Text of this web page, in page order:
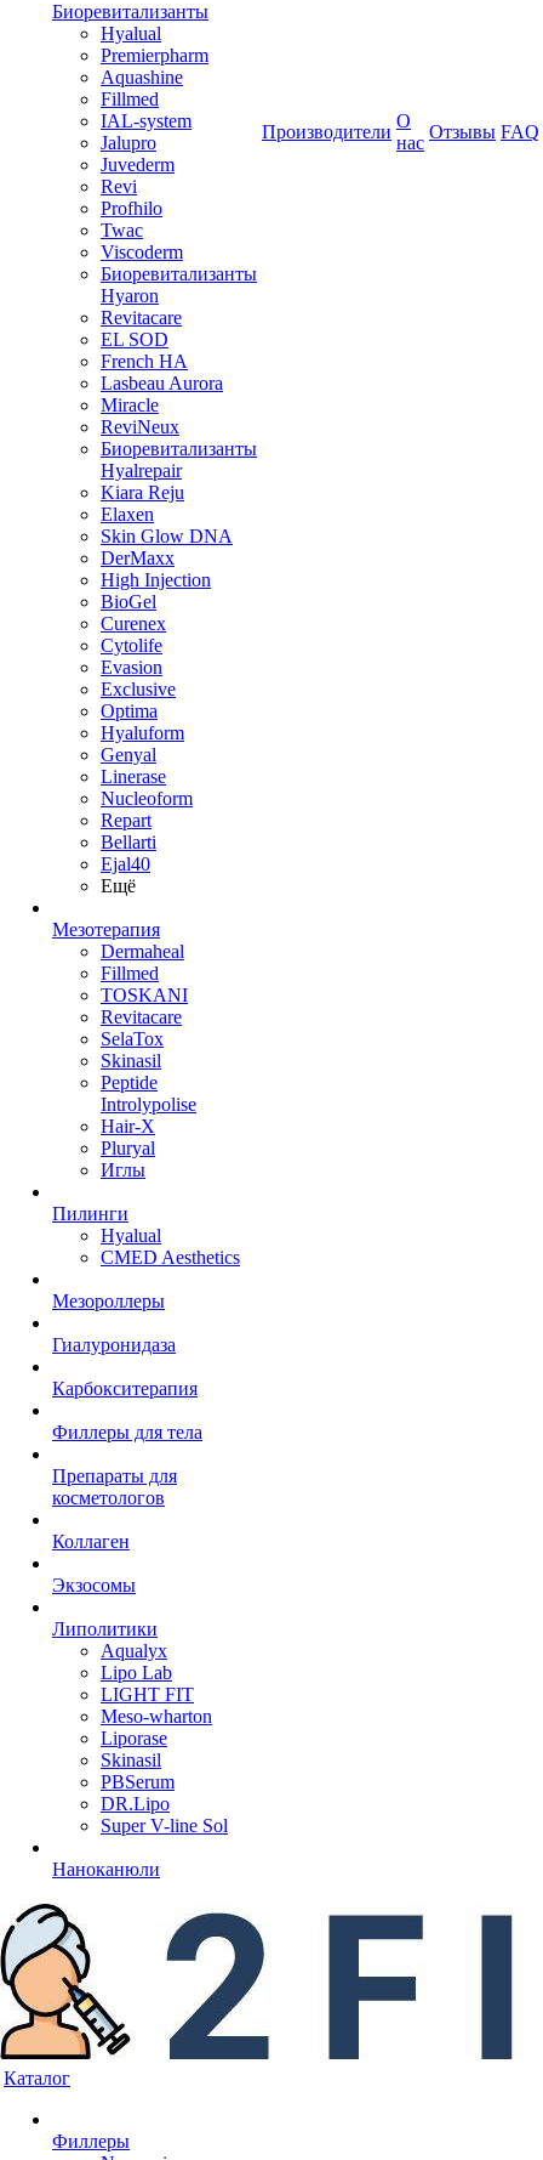
Биоревитализанты
Hyalual
Premierpharm
Aquashine
Fillmed
IAL-system
Jalupro
Juvederm
Revi
Profhilo
Twac
Viscoderm
Биоревитализанты
Hyaron
Revitacare
EL SOD
French HA
Lasbeau Aurora
Miracle
ReviNeux
Биоревитализанты
Hyalrepair
Kiara Reju
Elaxen
Skin Glow DNA
DerMaxx
High Injection
BioGel
Curenex
Cytolife
Evasion
Exclusive
Optima
Hyaluform
Genyal
Linerase
Nucleoform
Repart
Bellarti
Ejal40
Ещё
Мезотерапия
Dermaheal
Fillmed
TOSKANI
Revitacare
SelaTox
Skinasil
Peptide
Introlypolise
Hair-X
Pluryal
Иглы
Пилинги
Hyalual
CMED Aesthetics
Мезороллеры
Гиалуронидаза
Карбокситерапия
Филлеры для тела
Препараты для
косметологов
Коллаген
Экзосомы
Липолитики
Aqualyx
Lipo Lab
LIGHT FIT
Meso-wharton
Liporase
Skinasil
PBSerum
DR.Lipo
Super V-line Sol
Наноканюли
Производители
О
нас
Отзывы FAQ
Каталог
Филлеры